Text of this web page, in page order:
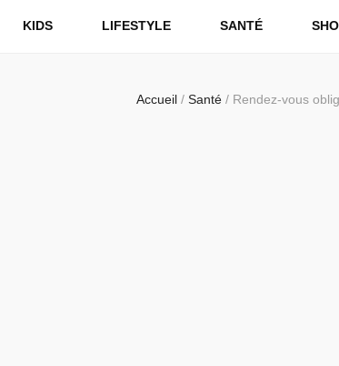
KIDS LIFESTYLE SANTÉ
Accueil / Santé / Rendez-vous